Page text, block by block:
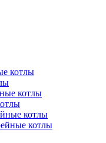
котлы
котлы
котлы
котлы